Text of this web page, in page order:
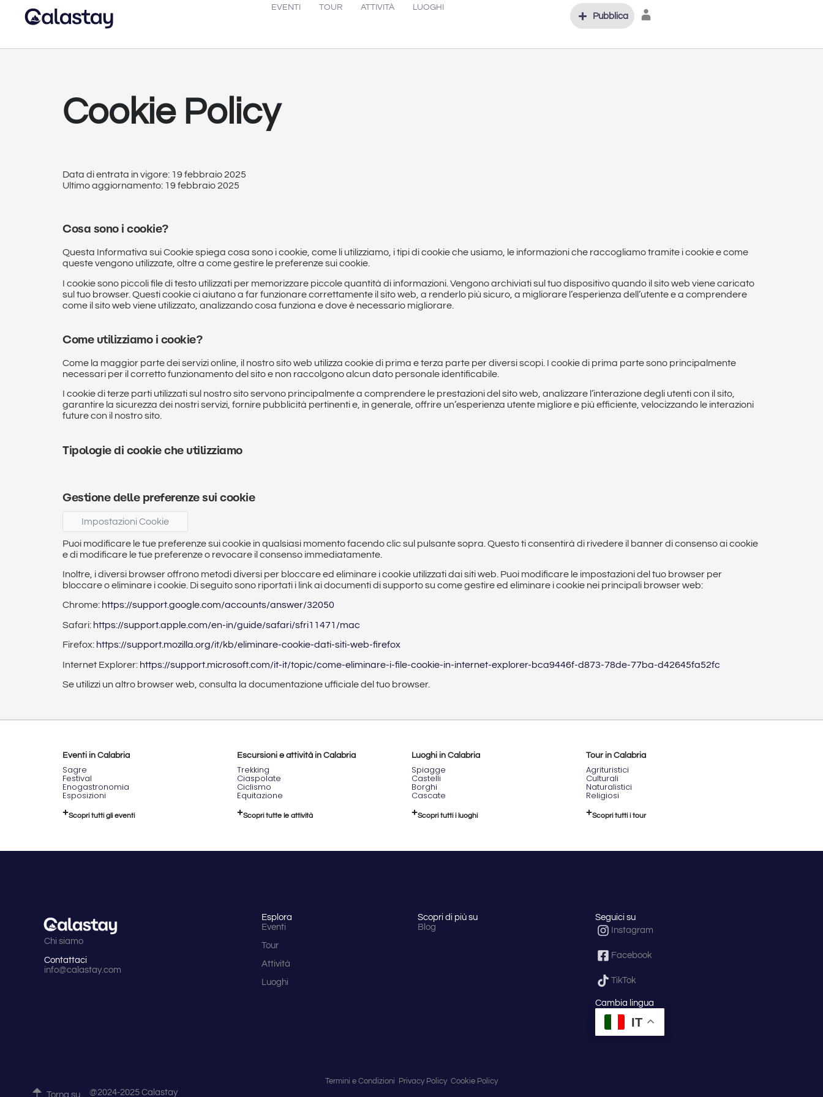
EVENTI TOUR ATTIVITÀ LUOGHI
Pubblica
Cookie Policy
Data di entrata in vigore: 19 febbraio 2025
Ultimo aggiornamento: 19 febbraio 2025
Cosa sono i cookie?
Questa Informativa sui Cookie spiega cosa sono i cookie, come li utilizziamo, i tipi di cookie che usiamo, le informazioni che raccogliamo tramite i cookie e come
queste vengono utilizzate, oltre a come gestire le preferenze sui cookie.
I cookie sono piccoli file di testo utilizzati per memorizzare piccole quantità di informazioni. Vengono archiviati sul tuo dispositivo quando il sito web viene caricato
sul tuo browser. Questi cookie ci aiutano a far funzionare correttamente il sito web, a renderlo più sicuro, a migliorare l’esperienza dell’utente e a comprendere
come il sito web viene utilizzato, analizzando cosa funziona e dove è necessario migliorare.
Come utilizziamo i cookie?
Come la maggior parte dei servizi online, il nostro sito web utilizza cookie di prima e terza parte per diversi scopi. I cookie di prima parte sono principalmente
necessari per il corretto funzionamento del sito e non raccolgono alcun dato personale identificabile.
I cookie di terze parti utilizzati sul nostro sito servono principalmente a comprendere le prestazioni del sito web, analizzare l’interazione degli utenti con il sito,
garantire la sicurezza dei nostri servizi, fornire pubblicità pertinenti e, in generale, offrire un’esperienza utente migliore e più efficiente, velocizzando le interazioni
future con il nostro sito.
Tipologie di cookie che utilizziamo
Gestione delle preferenze sui cookie
Impostazioni Cookie
Puoi modificare le tue preferenze sui cookie in qualsiasi momento facendo clic sul pulsante sopra. Questo ti consentirà di rivedere il banner di consenso ai cookie
e di modificare le tue preferenze o revocare il consenso immediatamente.
Inoltre, i diversi browser offrono metodi diversi per bloccare ed eliminare i cookie utilizzati dai siti web. Puoi modificare le impostazioni del tuo browser per
bloccare o eliminare i cookie. Di seguito sono riportati i link ai documenti di supporto su come gestire ed eliminare i cookie nei principali browser web:
Chrome: https://support.google.com/accounts/answer/32050
Safari: https://support.apple.com/en-in/guide/safari/sfri11471/mac
Firefox: https://support.mozilla.org/it/kb/eliminare-cookie-dati-siti-web-firefox
Internet Explorer: https://support.microsoft.com/it-it/topic/come-eliminare-i-file-cookie-in-internet-explorer-bca9446f-d873-78de-77ba-d42645fa52fc
Se utilizzi un altro browser web, consulta la documentazione ufficiale del tuo browser.
Eventi in Calabria
Sagre
Festival
Enogastronomia
Esposizioni
Scopri tutti gli eventi
Escursioni e attività in Calabria
Trekking
Ciaspolate
Ciclismo
Equitazione
Scopri tutte le attività
Luoghi in Calabria
Spiagge
Castelli
Borghi
Cascate
Scopri tutti i luoghi
Tour in Calabria
Agrituristici
Culturali
Naturalistici
Religiosi
Scopri tutti i tour
Chi siamo
Contattaci
info@calastay.com
Esplora
Eventi
Tour
Attività
Luoghi
Scopri di più su
Blog
Seguici su
Instagram
Facebook
TikTok
Cambia lingua
IT
Termini e Condizioni Privacy Policy Cookie Policy
Torna su @2024-2025 Calastay